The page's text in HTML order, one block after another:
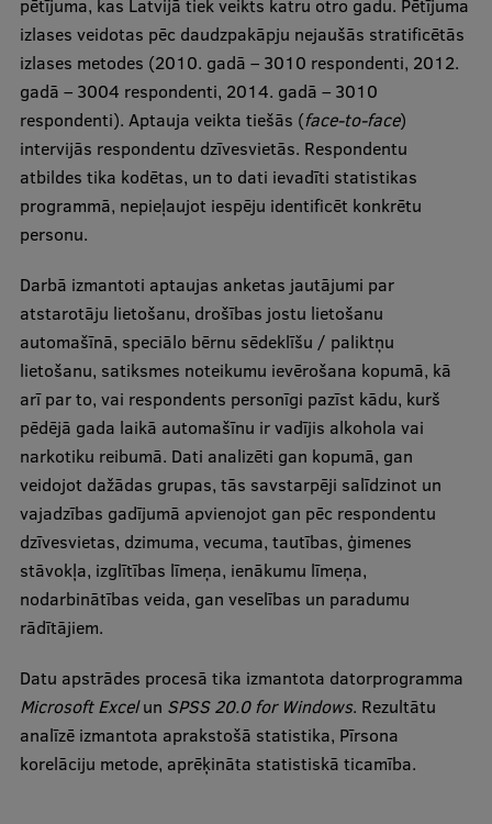
pētījuma, kas Latvijā tiek veikts katru otro gadu. Pētījuma
izlases veidotas pēc daudzpakāpju nejaušās stratificētās
izlases metodes (2010. gadā – 3010 respondenti, 2012.
gadā – 3004 respondenti, 2014. gadā – 3010
respondenti). Aptauja veikta tiešās (face-to-face)
intervijās respondentu dzīvesvietās. Respondentu
atbildes tika kodētas, un to dati ievadīti statistikas
programmā, nepieļaujot iespēju identificēt konkrētu
personu.
Darbā izmantoti aptaujas anketas jautājumi par
atstarotāju lietošanu, drošības jostu lietošanu
automašīnā, speciālo bērnu sēdeklīšu / paliktņu
lietošanu, satiksmes noteikumu ievērošana kopumā, kā
arī par to, vai respondents personīgi pazīst kādu, kurš
pēdējā gada laikā automašīnu ir vadījis alkohola vai
narkotiku reibumā. Dati analizēti gan kopumā, gan
veidojot dažādas grupas, tās savstarpēji salīdzinot un
vajadzības gadījumā apvienojot gan pēc respondentu
dzīvesvietas, dzimuma, vecuma, tautības, ģimenes
stāvokļa, izglītības līmeņa, ienākumu līmeņa,
nodarbinātības veida, gan veselības un paradumu
rādītājiem.
Datu apstrādes procesā tika izmantota datorprogramma
Microsoft Excelun SPSS 20.0 for Windows. Rezultātu
analīzē izmantota aprakstošā statistika, Pīrsona
korelāciju metode, aprēķināta statistiskā ticamība.